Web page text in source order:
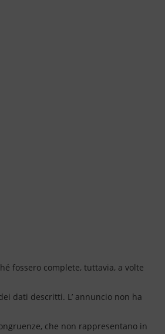
fossero complete, tuttavia, a volte
dati descritti. L’ annuncio non ha
che non rappresentano in